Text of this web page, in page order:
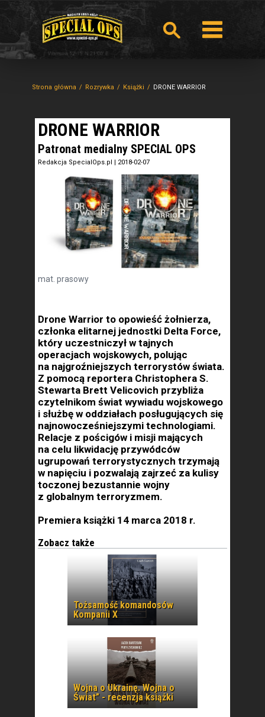
Strona główna Rozrywka Książki DRONE WARRIOR
DRONE WARRIOR
Patronat medialny SPECIAL OPS
Redakcja SpecialOps.pl | 2018-02-07
mat. prasowy
Drone Warrior to opowieść żołnierza,
członka elitarnej jednostki Delta Force,
który uczestniczył w tajnych
operacjach wojskowych, polując
na najgroźniejszych terrorystów świata.
Z pomocą reportera Christophera S.
Stewarta Brett Velicovich przybliża
czytelnikom świat wywiadu wojskowego
i służbę w oddziałach posługujących się
najnowocześniejszymi technologiami.
Relacje z pościgów i misji mających
na celu likwidację przywódców
ugrupowań terrorystycznych trzymają
w napięciu i pozwalają zajrzeć za kulisy
toczonej bezustannie wojny
z globalnym terroryzmem.
Premiera książki 14 marca 2018 r.
Zobacz także
Tożsamość komandosów
Kompanii X
Wojna o Ukrainę. Wojna o
Świat” - recenzja książki